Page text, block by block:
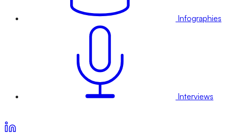
Infographies
Interviews